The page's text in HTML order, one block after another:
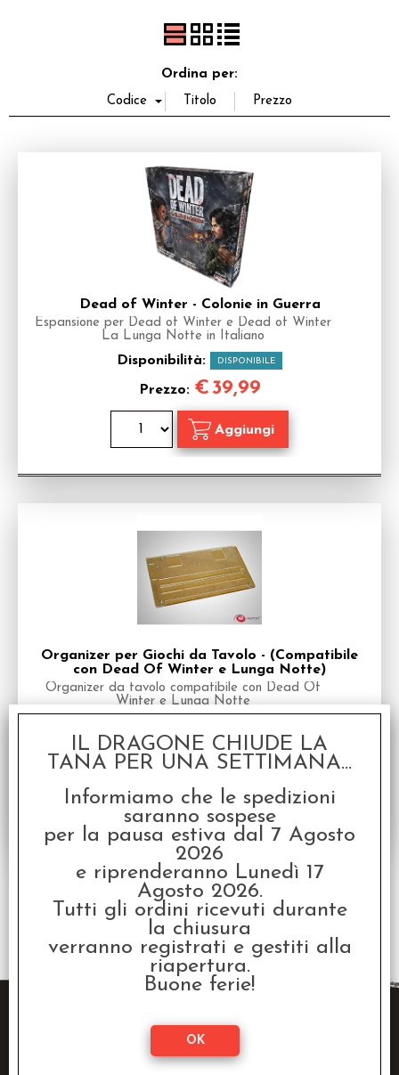
Ordina per:
Dead of Winter - Colonie in Guerra
Espansione per Dead of Winter e Dead of Winter
La Lunga Notte in Italiano
Disponibilità: DISPONIBILE
Prezzo: € 39,99
Organizer per Giochi da Tavolo - (Compatibile
con Dead Of Winter e Lunga Notte)
Organizer da tavolo compatibile con Dead Of
Winter e Lunga Notte
Prezzo: € 12,00
2 risultati trovati (50 per pagina - 1 in totale)
IL DRAGONE CHIUDE LA
TANA PER UNA SETTIMANA...
Informiamo che le spedizioni
saranno sospese
per la pausa estiva dal 7 Agosto
2026
e riprenderanno Lunedì 17
Agosto 2026.
Tutti gli ordini ricevuti durante
la chiusura
verranno registrati e gestiti alla
riapertura.
Buone ferie!